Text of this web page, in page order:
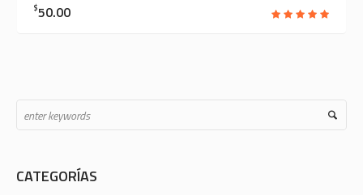
$50.00
CATEGORÍAS